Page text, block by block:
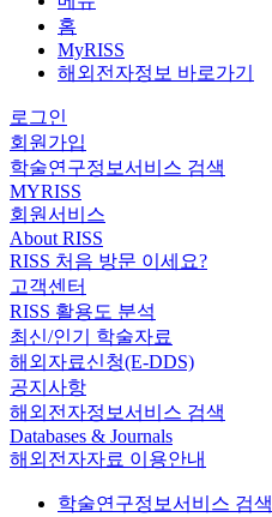
홈
MyRISS
해외전자정보 바로가기
로그인
회원가입
학술연구정보서비스 검색
MYRISS
회원서비스
About RISS
RISS 처음 방문 이세요?
고객센터
RISS 활용도 분석
최신/인기 학술자료
해외자료신청(E-DDS)
공지사항
해외전자정보서비스 검색
Databases & Journals
해외전자자료 이용안내
학술연구정보서비스 검색